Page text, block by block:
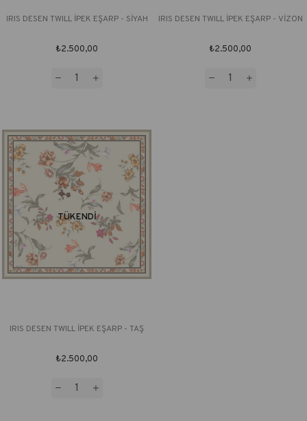
IRIS DESEN TWILL İPEK EŞARP - SİYAH
₺2.500,00
IRIS DESEN TWILL İPEK EŞARP - VİZON
₺2.500,00
TÜKENDI
IRIS DESEN TWILL İPEK EŞARP - TAŞ
₺2.500,00